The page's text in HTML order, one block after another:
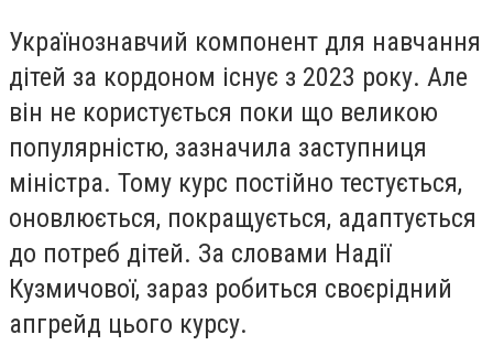
Українознавчий компонент для навчання
дітей за кордоном існує з 2023 року. Але
він не користується поки що великою
популярністю, зазначила заступниця
міністра. Тому курс постійно тестується,
оновлюється, покращується, адаптується
до потреб дітей. За словами Надії
Кузмичової, зараз робиться своєрідний
апгрейд цього курсу.